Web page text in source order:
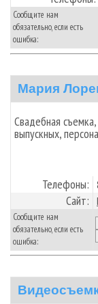
Сообщите нам
обязательно, если есть
ошибка:
Мария
Свадебная
выпускных,
Телефоны:
Сайт:
Сообщите нам
обязательно, если есть
ошибка: